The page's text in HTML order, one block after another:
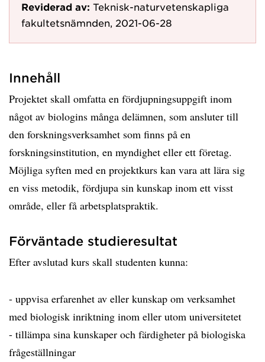
Reviderad av: Teknisk-naturvetenskapliga
fakultetsnämnden, 2021-06-28
Innehåll
Projektet skall omfatta en fördjupningsuppgift inom
något av biologins många delämnen, som ansluter till
den forskningsverksamhet som finns på en
forskningsinstitution, en myndighet eller ett företag.
Möjliga syften med en projektkurs kan vara att lära sig
en viss metodik, fördjupa sin kunskap inom ett visst
område, eller få arbetsplatspraktik.
Förväntade studieresultat
Efter avslutad kurs skall studenten kunna:
- uppvisa erfarenhet av eller kunskap om verksamhet
med biologisk inriktning inom eller utom universitetet
- tillämpa sina kunskaper och färdigheter på biologiska
frågeställningar